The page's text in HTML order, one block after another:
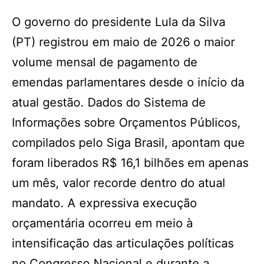
O governo do presidente Lula da Silva
(PT) registrou em maio de 2026 o maior
volume mensal de pagamento de
emendas parlamentares desde o início da
atual gestão. Dados do Sistema de
Informações sobre Orçamentos Públicos,
compilados pelo Siga Brasil, apontam que
foram liberados R$ 16,1 bilhões em apenas
um mês, valor recorde dentro do atual
mandato. A expressiva execução
orçamentária ocorreu em meio à
intensificação das articulações políticas